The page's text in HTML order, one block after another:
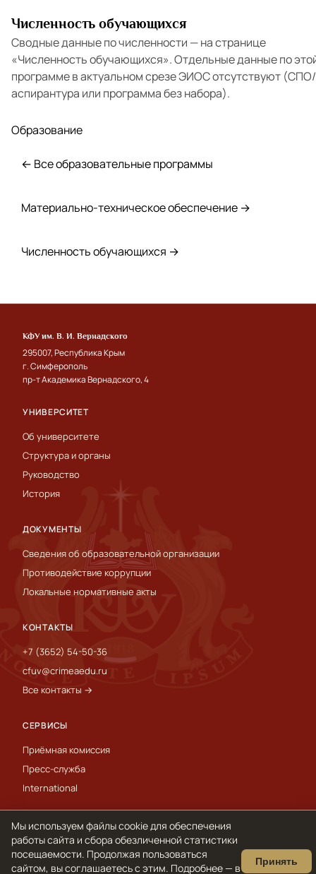
Численность обучающихся
Сводные данные по численности — на странице
«Численность обучающихся». Отдельные данные по
программе в актуальном срезе ЭИОС отсутствуют (СПО/
аспирантура или программа без набора).
Образование
← Все образовательные программы
Материально-техническое обеспечение →
Численность обучающихся →
КФУ им. В. И. Вернадского
295007, Республика Крым
г. Симферополь
пр-т Академика Вернадского, 4
УНИВЕРСИТЕТ
Об университете
Структура и органы
Руководство
История
ДОКУМЕНТЫ
Сведения об образовательной организации
Противодействие коррупции
Локальные нормативные акты
КОНТАКТЫ
+7 (3652) 54-50-36
cfuv@crimeaedu.ru
Все контакты →
СЕРВИСЫ
Приёмная комиссия
Пресс-служба
International
© 1918–2026 ФГАОУ ВО «КФУ им. В. И. Вернадского»
Обработка персональных данных и cookie
Мы используем файлы cookie для обеспечения
работы сайта и сбора обезличенной статистики
посещаемости. Продолжая пользоваться
сайтом, вы соглашаетесь с этим. Подробнее — в
Принять